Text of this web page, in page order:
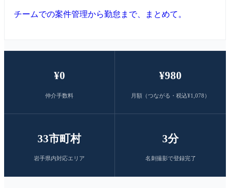
チームでの案件管理から勤怠まで、まとめて。
¥0
仲介手数料
¥980
月額（つながる・税込¥1,078）
33市町村
岩手県内対応エリア
3分
名刺撮影で登録完了